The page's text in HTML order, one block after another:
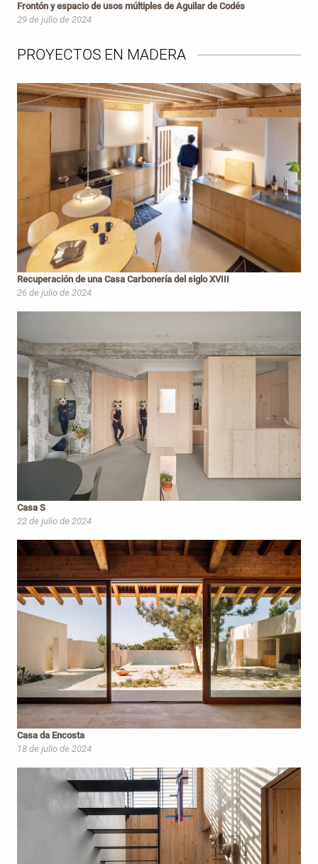
Frontón y espacio de usos múltiples de Aguilar de Codés
29 de julio de 2024
PROYECTOS EN MADERA
Recuperación de una Casa Carbonería del siglo XVIII
26 de julio de 2024
Casa S
22 de julio de 2024
Casa da Encosta
18 de julio de 2024